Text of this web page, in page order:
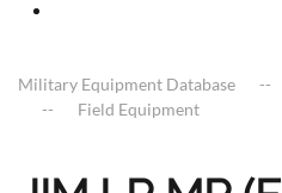
Military Equipment Database
Field Equipment